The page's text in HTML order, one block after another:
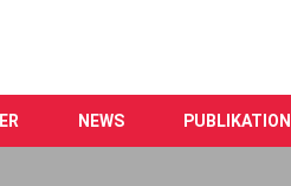
NEWS